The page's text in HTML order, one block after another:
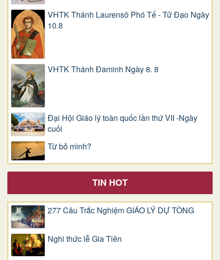
VHTK Thánh Laurensô Phó Tế - Tử Đạo Ngày
10.8
VHTK Thánh Đaminh Ngày 8. 8
Đại Hội Giáo lý toàn quốc lần thứ VII -Ngày
cuối
Từ bỏ mình?
TIN HOT
277 Câu Trắc Nghiệm GIÁO LÝ DỰ TÒNG
Nghi thức lễ Gia Tiên